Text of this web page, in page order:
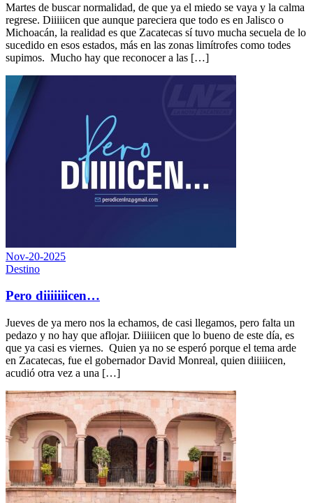
Martes de buscar normalidad, de que ya el miedo se vaya y la calma
regrese. Diiiiicen que aunque pareciera que todo es en Jalisco o
Michoacán, la realidad es que Zacatecas sí tuvo mucha secuela de lo
sucedido en esos estados, más en las zonas limítrofes como todes
supimos. Mucho hay que reconocer a las […]
Nov-20-2025
Destino
Pero diiiiiiicen…
Jueves de ya mero nos la echamos, de casi llegamos, pero falta un
pedazo y no hay que aflojar. Diiiiicen que lo bueno de este día, es
que ya casi es viernes. Quien ya no se esperó porque el tema arde
en Zacatecas, fue el gobernador David Monreal, quien diiiiicen,
acudió otra vez a una […]